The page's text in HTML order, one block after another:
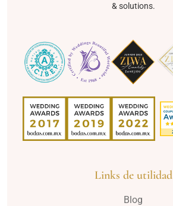
& solutions.
Links de utilidad
Blog